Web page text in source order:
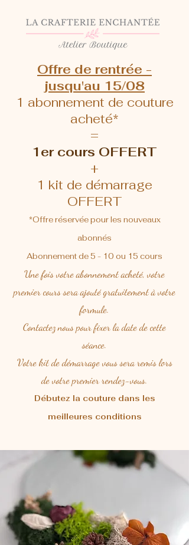
Offre de rentrée -
jusqu'au 15/08
1 abonnement de couture
acheté*
=
1er cours OFFERT
+
1 kit de démarrage
OFFERT
*Offre réservée pour les nouveaux
abonnés
Abonnement de 5 - 10 ou 15 cours
Une fois votre abonnement acheté, votre
premier cours sera ajouté gratuitement à votre
formule.
Contactez nous pour fixer la date de cette
séance.
Votre kit de démarrage vous sera remis lors
de votre premier rendez-vous.
Débutez la couture dans les
meilleures conditions